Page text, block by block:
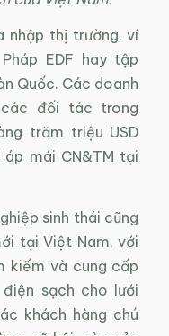
nhập thị trường, ví
EDF hay tập
Quốc. Các doanh
các đối tác trong
trăm triệu USD
mái CN&TM tại
sinh thái cũng
tại Việt Nam, với
kiếm và cung cấp
sạch cho lưới
khách hàng chú